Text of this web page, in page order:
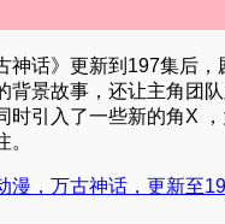
神话》更新到197集后
背景故事，还让主角团
时引入了一些新的角X
。
漫，万古神话，更新至